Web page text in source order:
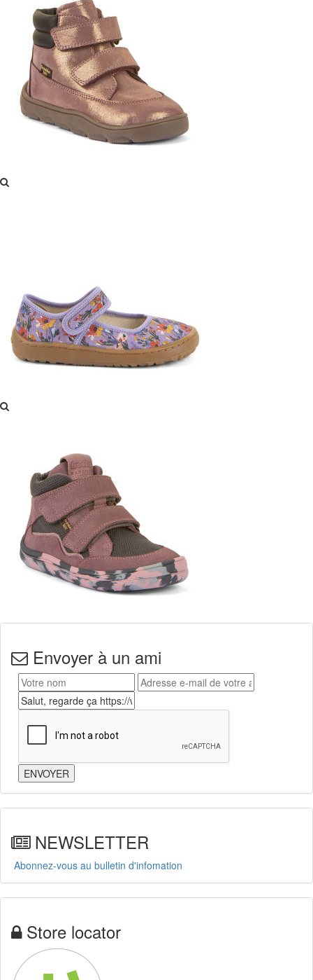
Envoyer à un ami
NEWSLETTER
Abonnez-vous au bulletin d'infomation
Store locator